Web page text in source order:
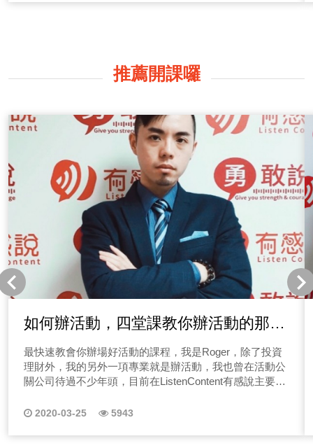
台晾在一邊，只能當作自己曾經試過，但不是這行的料...
嗎？或是你正在經營自媒體卻沒有頭緒，歡迎來到Allen教
代來臨，人人都在做！那你的品牌還有機會嗎？本系列節
目會教你一堆脫穎而出的方法，想了解怎麼做嗎？歡迎收
Allen我想開一個IG、FB帳號來做行銷，第一步我該怎麼
適合做什麼樣類型的網紅？也有企業家說，本身想成為網
紅創造粉絲，在把粉絲導入企業品牌，達成透過經營自媒
體來創造營收！ 那我們都說個人品牌時代來臨，人人都
在做，也該做個人品牌，但搞不清楚什麼是品牌，不要妄
想在資訊爆炸的狀況下你能有機會脫穎而出，若搞不清楚
品牌定位，你會不會擔心你的品牌還有機會嗎？ 你的問
題，我們都聽到囉！因此Allen和有感說團隊，決定開一系
列節目來跟大家聊自媒體行銷該怎麼做！本系列節目會教
你一堆脫穎而出的方法，想了解怎麼做嗎？歡迎收聽Allen
的Talker秀！ Allen的TalkerShow│EP01自媒體如何做品
牌定位 本集節目會直擊多數人無法開始經營個人品牌的
理由，如何找出差異化！教你怎麼依照你的目標去定位你
的品牌，有興趣的聽眾朋友們聽起來！收聽前小知識，什
簡單來說就是讓消費者輕鬆認出、聯想到你的產品與服
務，為什麼要購買你的品牌而不是它牌！想知道怎麼做
推薦開課囉
如何辦活動，四堂課教你辦活動的那些
大小事
最快速教會你辦場好活動的課程，我是Roger，除了投資
理財外，我的另外一項專業就是辦活動，我也曾在活動公
關公司待過不少年頭，目前在ListenContent有感說主要負
動等等。 說到辦活動相信不少人都有經驗，那辦活動這
關活動，還是小小的聚餐、生日party，相信大家多少都有
2020-03-25 5943